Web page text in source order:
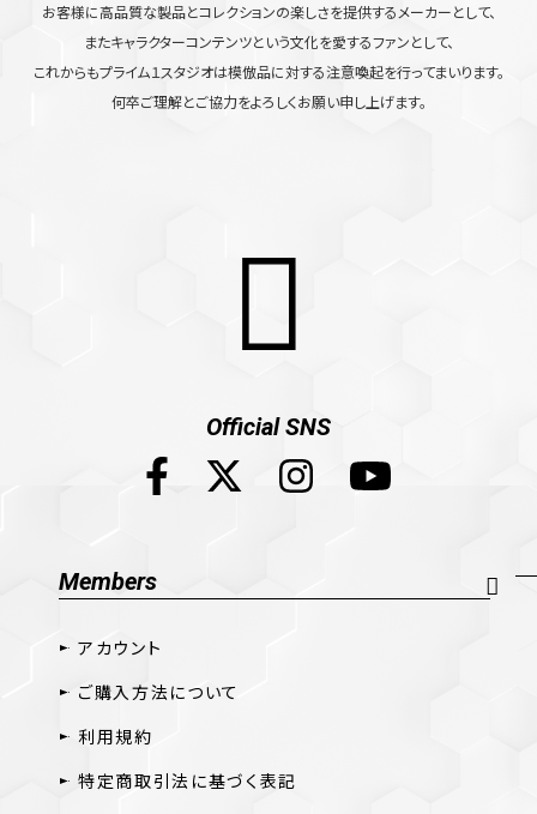
お客様に高品質な製品とコレクションの楽しさを提供するメーカーとして、
またキャラクターコンテンツという文化を愛するファンとして、
これからもプライム１スタジオは模倣品に対する注意喚起を行ってまいります。
何卒ご理解とご協力をよろしくお願い申し上げます。
Official SNS
Members
アカウント
ご購入方法について
利用規約
特定商取引法に基づく表記